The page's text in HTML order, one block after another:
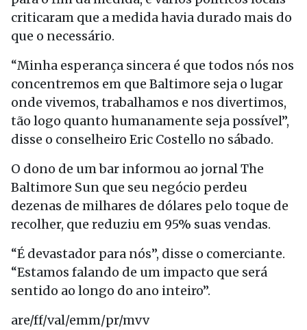
criticaram que a medida havia durado mais do
que o necessário.
“Minha esperança sincera é que todos nós nos
concentremos em que Baltimore seja o lugar
onde vivemos, trabalhamos e nos divertimos,
tão logo quanto humanamente seja possível”,
disse o conselheiro Eric Costello no sábado.
O dono de um bar informou ao jornal The
Baltimore Sun que seu negócio perdeu
dezenas de milhares de dólares pelo toque de
recolher, que reduziu em 95% suas vendas.
“É devastador para nós”, disse o comerciante.
“Estamos falando de um impacto que será
sentido ao longo do ano inteiro”.
are/ff/val/emm/pr/mvv